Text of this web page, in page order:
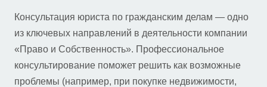
Консультация юриста по гражданским делам — одно
из ключевых направлений в деятельности компании
«Право и Собственность». Профессиональное
консультирование поможет решить как возможные
проблемы (например, при покупке недвижимости,